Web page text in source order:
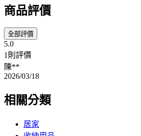
商品評價
全部評價
5.0
1則評價
陳**
2026/03/18
相關分類
居家